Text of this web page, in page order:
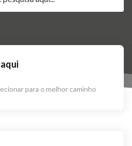
para o melhor caminho